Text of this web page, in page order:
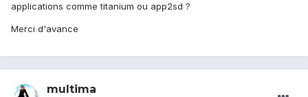
applications comme titanium ou app2sd ?
Merci d'avance
multima